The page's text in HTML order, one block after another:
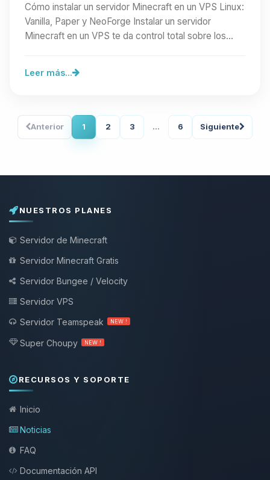
Cómo instalar un servidor Minecraft en un VPS Linux:
Vanilla, Paper y NeoForge Instalar un servidor
Minecraft en un VPS te da control total sobre los…
Leer más...
Anterior 1 2 3 ... 6 Siguiente
NUESTROS PLANES
Servidor de Minecraft
Servidor Minecraft Gratis
Servidor Bungee / Velocity
Servidor VPS
Servidor Teamspeak
NEW !
Super Choupy NEW !
RECURSOS Y SOPORTE
Inicio
Noticias
FAQ
Documentación API